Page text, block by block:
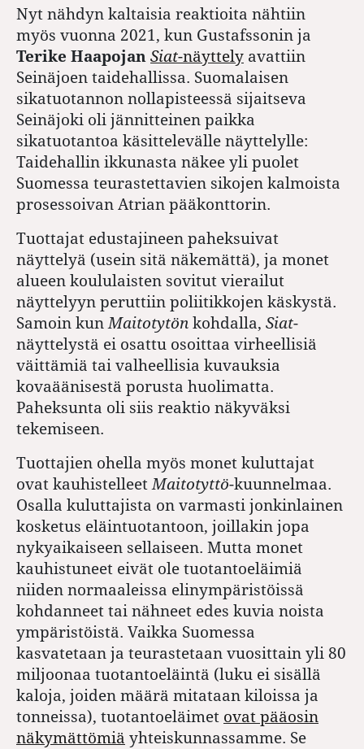
Nyt nähdyn kaltaisia reaktioita nähtiin
myös vuonna 2021, kun Gustafssonin ja
Terike Haapojan Siat-näyttely avattiin
Seinäjoen taidehallissa. Suomalaisen
sikatuotannon nollapisteessä sijaitseva
Seinäjoki oli jännitteinen paikka
sikatuotantoa käsittelevälle näyttelylle:
Taidehallin ikkunasta näkee yli puolet
Suomessa teurastettavien sikojen kalmoista
prosessoivan Atrian pääkonttorin.
Tuottajat edustajineen paheksuivat
näyttelyä (usein sitä näkemättä), ja monet
alueen koululaisten sovitut vierailut
näyttelyyn peruttiin poliitikkojen käskystä.
Samoin kunMaitotytön kohdalla, Siat-
näyttelystä ei osattu osoittaa virheellisiä
väittämiä tai valheellisia kuvauksia
kovaäänisestä porusta huolimatta.
Paheksunta oli siis reaktio näkyväksi
tekemiseen.
Tuottajien ohella myös monet kuluttajat
ovat kauhistelleetMaitotyttö-kuunnelmaa.
Osalla kuluttajista on varmasti jonkinlainen
kosketus eläintuotantoon, joillakin jopa
nykyaikaiseen sellaiseen. Mutta monet
kauhistuneet eivät ole tuotantoeläimiä
niiden normaaleissa elinympäristöissä
kohdanneet tai nähneet edes kuvia noista
ympäristöistä. Vaikka Suomessa
kasvatetaan ja teurastetaan vuosittain yli 80
miljoonaa tuotantoeläintä (luku ei sisällä
kaloja, joiden määrä mitataan kiloissa ja
tonneissa), tuotantoeläimet ovat pääosin
näkymättömiä yhteiskunnassamme. Se